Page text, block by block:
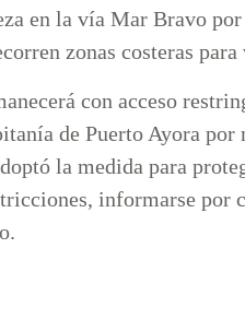
en la vía Mar Bravo
zonas costeras
con acceso
de Puerto Ayora
la medida para
informarse por